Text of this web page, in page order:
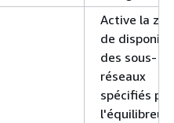
Active la
de
des sous-
réseaux
spécifiés
l'équilibreur